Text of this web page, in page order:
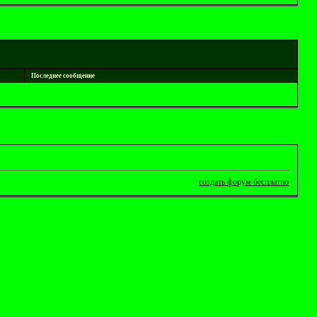
Последнее сообщение
создать форум бесплатно